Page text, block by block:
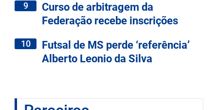
9
Curso de arbitragem da
Federação recebe inscrições
10
Futsal de MS perde ‘referência’
Alberto Leonio da Silva